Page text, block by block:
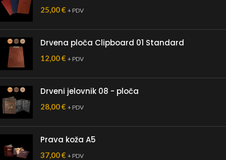
25,00€ + PDV
Drvena ploča Clipboard 01 Standard
12,00€ + PDV
Drveni jelovnik 08 - ploča
28,00€ + PDV
Prava koža A5
37,00€ + PDV